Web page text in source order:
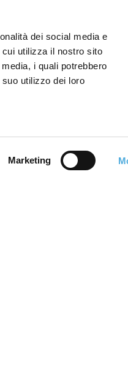
dei social media e
utilizza il nostro sito
i quali potrebbero
utilizzo dei loro
Marketing
Leggi